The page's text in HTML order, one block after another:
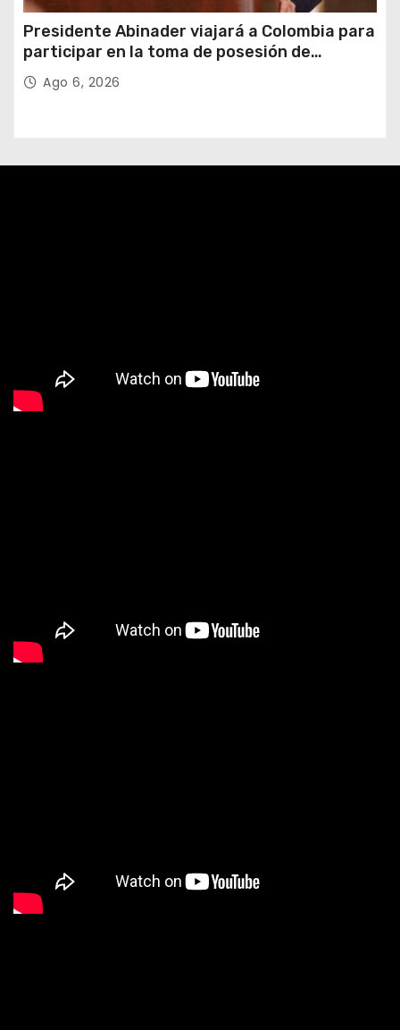
Presidente Abinader viajará a Colombia para
participar en la toma de posesión de
Abelardo de la Espriella
Ago 6, 2026